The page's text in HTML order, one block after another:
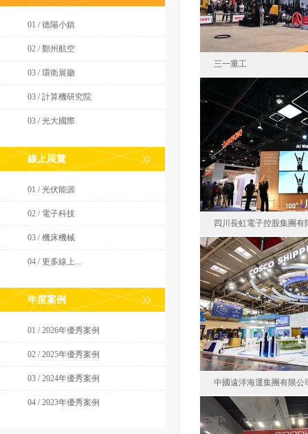
01 / 德陽小鎮
02 / 鄭州航空
03 / 環衛展廳
03 / 計算機研究院
03 / 光大國際
線上展覽
01 / 光伏能源
02 / 電子科技
03 / 機床機械
04 / 更多線上...
年度案例
01 / 2026年優秀案例
02 / 2025年優秀案例
03 / 2024年優秀案例
04 / 2023年優秀案例
面積
三一重工
三一重工股
印尼
面積
四川長虹電子控股集團
長虹
美國
面積
中國遠洋海運集團有限公